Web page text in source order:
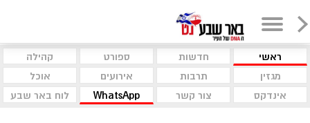
ראשי חדשות ספורט
קהילה
מגזין
תרבות אירועים
אוכל
אינדקס
צור קשר WhatsApp לוח באר שבע